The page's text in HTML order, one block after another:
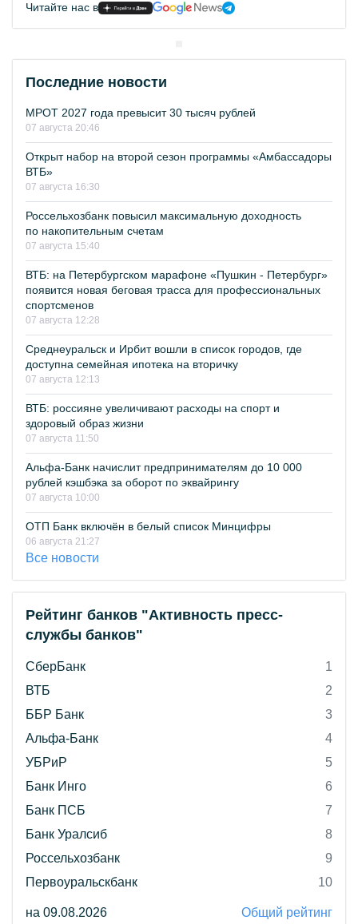
Читайте нас в
Последние новости
МРОТ 2027 года превысит 30 тысяч рублей
07 августа 20:46
Открыт набор на второй сезон программы «Амбассадоры
ВТБ»
07 августа 16:30
Россельхозбанк повысил максимальную доходность
по накопительным счетам
07 августа 15:40
ВТБ: на Петербургском марафоне «Пушкин - Петербург»
появится новая беговая трасса для профессиональных
спортсменов
07 августа 12:28
Среднеуральск и Ирбит вошли в список городов, где
доступна семейная ипотека на вторичку
07 августа 12:13
ВТБ: россияне увеличивают расходы на спорт и
здоровый образ жизни
07 августа 11:50
Альфа-Банк начислит предпринимателям до 10 000
рублей кэшбэка за оборот по эквайрингу
07 августа 10:00
ОТП Банк включён в белый список Минцифры
06 августа 21:27
Все новости
Рейтинг банков "Активность пресс-
службы банков"
СберБанк
1
ВТБ
2
ББР Банк
3
Альфа-Банк
4
УБРиР
5
Банк Инго
6
Банк ПСБ
7
Банк Уралсиб
8
Россельхозбанк
9
Первоуральскбанк
10
на 09.08.2026 Общий рейтинг